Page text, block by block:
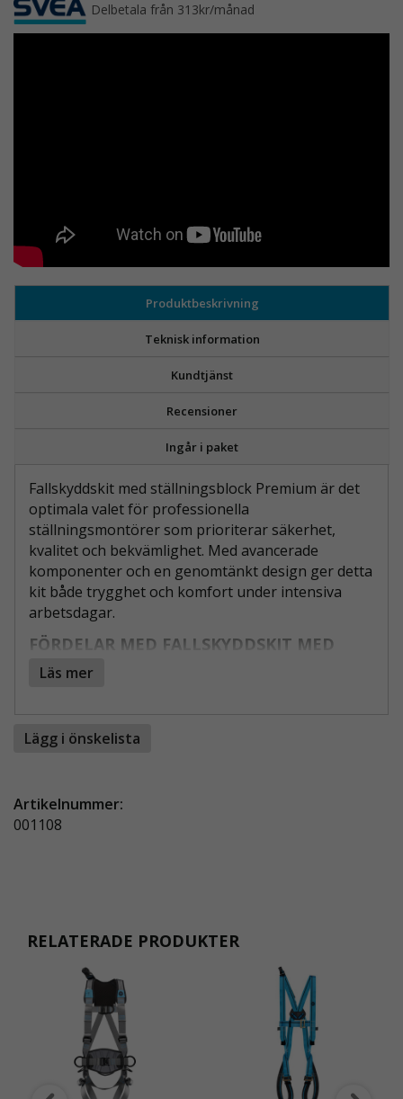
Delbetala från 313kr/månad
Produktbeskrivning
Teknisk information
Kundtjänst
Recensioner
Ingår i paket
Fallskyddskit med ställningsblock Premium är det
optimala valet för professionella
ställningsmontörer som prioriterar säkerhet,
kvalitet och bekvämlighet. Med avancerade
komponenter och en genomtänkt design ger detta
kit både trygghet och komfort under intensiva
arbetsdagar.
FÖRDELAR MED FALLSKYDDSKIT MED
STÄLLNINGSBLOCK PREMIUM
utan att kompromissa med säkerheten.
infästningspunkter både på rygg och bröst.
öppning och låsbar karbinhake för smidig
och pålitlig infästning.
Vattentät väska
– Praktisk och slitstark
förvaring som håller utrustningen torr och
organiserad.
FALLSKYDDSSELE WIND 1 PRO – LÄTT,
FUNKTIONELL OCH ENKEL ATT ANVÄNDA
Läs mer
Lägg i önskelista
Artikelnummer:
001108
RELATERADE PRODUKTER